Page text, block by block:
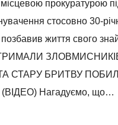
прокуратурою
стосовно 30-
позбавив життя свого
СТАРУ БРИТВУ
Нагадуємо, що…